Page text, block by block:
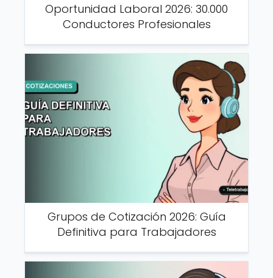
Oportunidad Laboral 2026: 30.000
Conductores Profesionales
Grupos de Cotización 2026: Guía
Definitiva para Trabajadores